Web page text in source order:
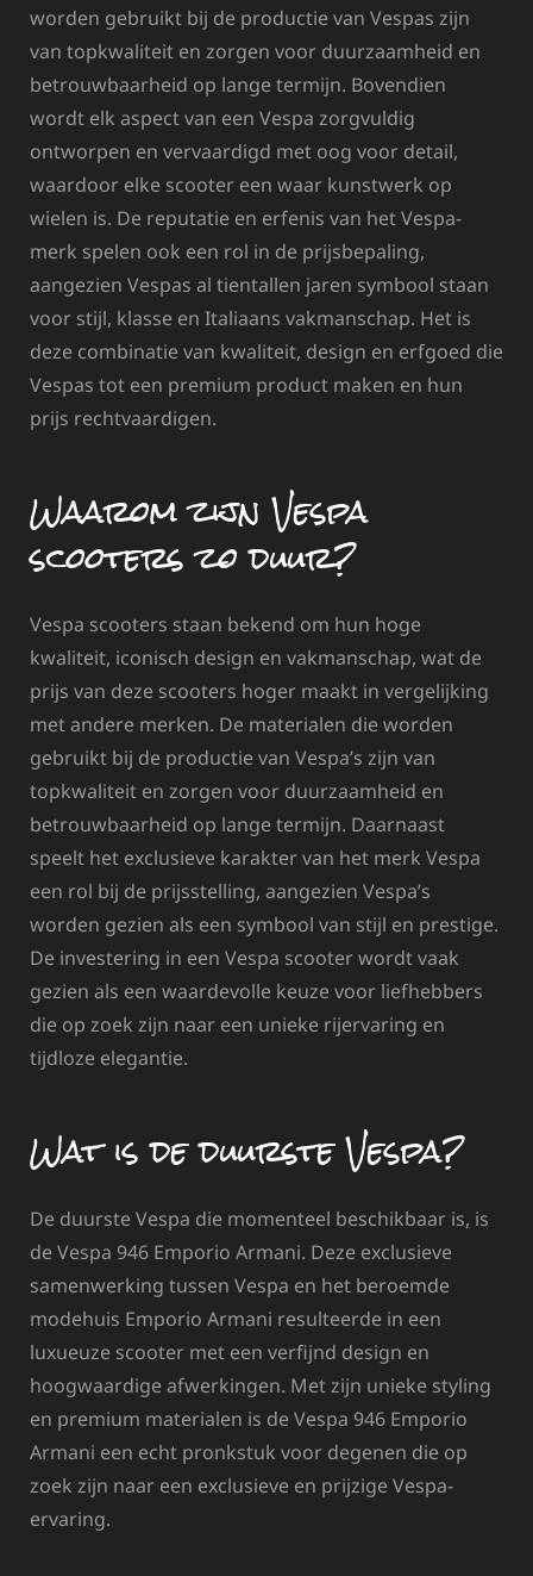
worden gebruikt bij de productie van Vespas zijn
van topkwaliteit en zorgen voor duurzaamheid en
betrouwbaarheid op lange termijn. Bovendien
wordt elk aspect van een Vespa zorgvuldig
ontworpen en vervaardigd met oog voor detail,
waardoor elke scooter een waar kunstwerk op
wielen is. De reputatie en erfenis van het Vespa-
merk spelen ook een rol in de prijsbepaling,
aangezien Vespas al tientallen jaren symbool staan
voor stijl, klasse en Italiaans vakmanschap. Het is
deze combinatie van kwaliteit, design en erfgoed die
Vespas tot een premium product maken en hun
prijs rechtvaardigen.
Waarom zijn Vespa
scooters zo duur?
Vespa scooters staan bekend om hun hoge
kwaliteit, iconisch design en vakmanschap, wat de
prijs van deze scooters hoger maakt in vergelijking
met andere merken. De materialen die worden
gebruikt bij de productie van Vespa’s zijn van
topkwaliteit en zorgen voor duurzaamheid en
betrouwbaarheid op lange termijn. Daarnaast
speelt het exclusieve karakter van het merk Vespa
een rol bij de prijsstelling, aangezien Vespa’s
worden gezien als een symbool van stijl en prestige.
De investering in een Vespa scooter wordt vaak
gezien als een waardevolle keuze voor liefhebbers
die op zoek zijn naar een unieke rijervaring en
tijdloze elegantie.
Wat is de duurste Vespa?
De duurste Vespa die momenteel beschikbaar is, is
de Vespa 946 Emporio Armani. Deze exclusieve
samenwerking tussen Vespa en het beroemde
modehuis Emporio Armani resulteerde in een
luxueuze scooter met een verfijnd design en
hoogwaardige afwerkingen. Met zijn unieke styling
en premium materialen is de Vespa 946 Emporio
Armani een echt pronkstuk voor degenen die op
zoek zijn naar een exclusieve en prijzige Vespa-
ervaring.